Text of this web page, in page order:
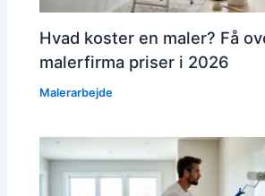
Hvad koster en maler? Få
malerfirma priser i 2026
Malerarbejde